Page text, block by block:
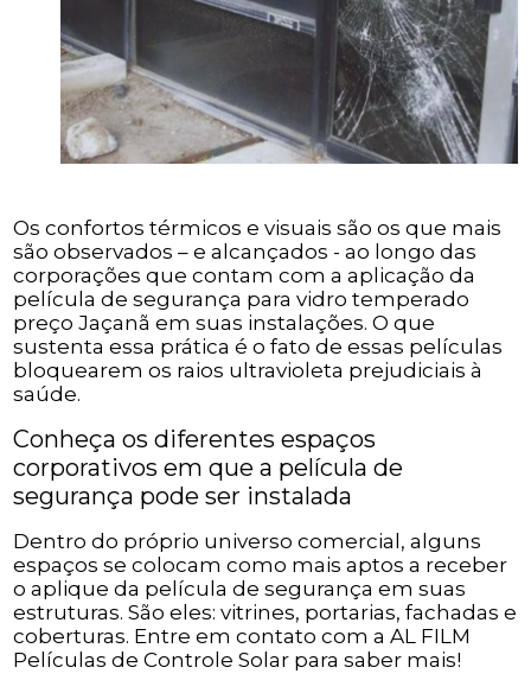
Os confortos térmicos e visuais são os que mais
são observados – e alcançados - ao longo das
corporações que contam com a aplicação da
película de segurança para vidro temperado
preço Jaçanã em suas instalações. O que
sustenta essa prática é o fato de essas películas
bloquearem os raios ultravioleta prejudiciais à
saúde.
Conheça os diferentes espaços
corporativos em que a película de
segurança pode ser instalada
Dentro do próprio universo comercial, alguns
espaços se colocam como mais aptos a receber
o aplique da película de segurança em suas
estruturas. São eles: vitrines, portarias, fachadas e
coberturas. Entre em contato com a AL FILM
Películas de Controle Solar para saber mais!